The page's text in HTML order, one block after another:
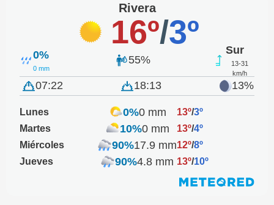
Rivera
16º/3º
0%
0 mm
55%
Sur
13-31
km/h
07:22 18:13 13%
Lunes 0%0 mm 13º/3º
Martes
10%0 mm 13º/4º
Miércoles
90%17.9 mm12º/8º
Jueves
90%4.8 mm 13º/10º